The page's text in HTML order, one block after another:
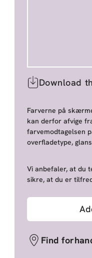
Download
Farverne på
kan derfor afvige
farvemodtagelsen
overfladetype,
Vi anbefaler, at du
sikre, at du er
Find